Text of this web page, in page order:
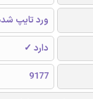
ورد تایپ
دارد ✓
9177